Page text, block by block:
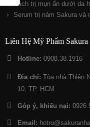
Cách trị mụn ẩn dưới da
Serum trị nám Sakura và
Liên Hệ Mỹ Phẩm Sakura
Hotline: 0908.38.1916
Địa chỉ:
Tòa nhà Thiên
10, TP. HCM
Góp ý, khiếu nại:
Email: